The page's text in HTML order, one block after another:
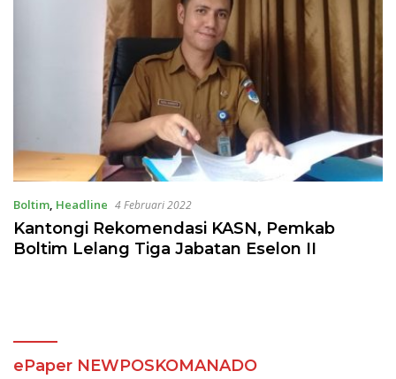
Boltim, Headline 4 Februari 2022
Kantongi Rekomendasi KASN, Pemkab
Boltim Lelang Tiga Jabatan Eselon II
ePaper NEWPOSKOMANADO